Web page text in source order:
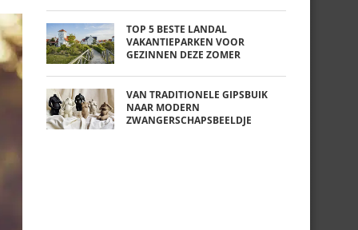
TOP 5 BESTE LANDAL
VAKANTIEPARKEN VOOR
GEZINNEN DEZE ZOMER
VAN TRADITIONELE GIPSBUIK
NAAR MODERN
ZWANGERSCHAPSBEELDJE